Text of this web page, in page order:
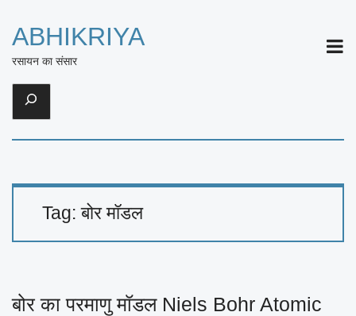
ABHIKRIYA
रसायन का संसार
Search
Tag:बोर मॉडल
बोर का परमाणु मॉडल Niels Bohr Atomic